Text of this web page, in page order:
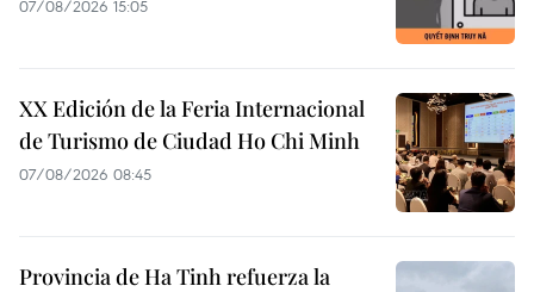
07/08/2026 15:05
XX Edición de la Feria Internacional
de Turismo de Ciudad Ho Chi Minh
07/08/2026 08:45
Provincia de Ha Tinh refuerza la